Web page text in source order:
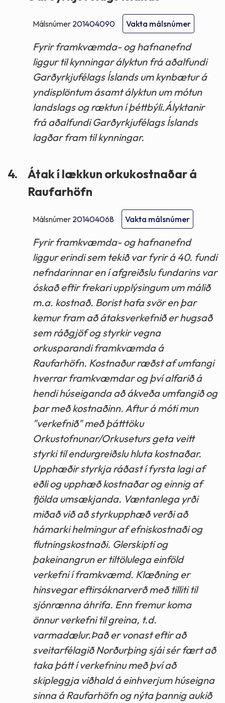
Málsnúmer 201404090 Vakta málsnúmer
Fyrir framkvæmda- og hafnanefnd
liggur til kynningar ályktun frá aðalfundi
Garðyrkjufélags Íslands um kynbætur á
yndisplöntum ásamt ályktun um mótun
landslags og ræktun í þéttbýli.Ályktanir
frá aðalfundi Garðyrkjufélags Íslands
lagðar fram til kynningar.
4.
Átak í lækkun orkukostnaðar á
Raufarhöfn
Málsnúmer 201404068 Vakta málsnúmer
Fyrir framkvæmda- og hafnanefnd
liggur erindi sem tekið var fyrir á 40. fundi
nefndarinnar en í afgreiðslu fundarins var
óskað eftir frekari upplýsingum um málið
m.a. kostnað. Borist hafa svör en þar
kemur fram að átaksverkefnið er hugsað
sem ráðgjöf og styrkir vegna
orkusparandi framkvæmda á
Raufarhöfn. Kostnaður ræðst af umfangi
hverrar framkvæmdar og því alfarið á
hendi húseiganda að ákveða umfangið og
þar með kostnaðinn. Aftur á móti mun
"verkefnið" með þátttöku
Orkustofnunar/Orkuseturs geta veitt
styrki til endurgreiðslu hluta kostnaðar.
Upphæðir styrkja ráðast í fyrsta lagi af
eðli og upphæð kostnaðar og einnig af
fjölda umsækjanda. Væntanlega yrði
miðað við að styrkupphæð verði að
hámarki helmingur af efniskostnaði og
flutningskostnaði. Glerskipti og
þakeinangrun er tiltölulega einföld
verkefni í framkvæmd. Klæðning er
hinsvegar eftirsóknarverð með tilliti til
sjónrænna áhrifa. Enn fremur koma
önnur verkefni til greina, t.d.
varmadælur.Það er vonast eftir að
sveitarfélagið Norðurþing sjái sér fært að
taka þátt í verkefninu með því að
skipleggja viðhald á einhverjum húseigna
sinna á Raufarhöfn og nýta þannig aukið